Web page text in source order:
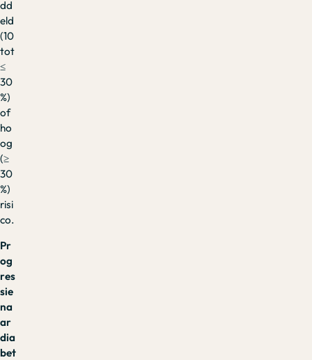
dd
eld
(10
tot
≤
30
%)
of
ho
og
(≥
30
%)
risi
co.
Pr
og
res
sie
na
ar
dia
bet